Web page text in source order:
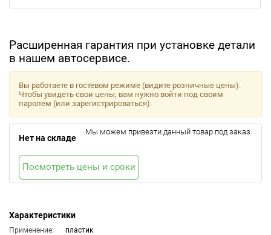
Расширенная гарантия при установке детали
в нашем автосервисе.
Характеристики
Применение:
пластик
Вы работаете в гостевом режиме (видите розничные цены).
Чтобы увидеть свои цены, вам нужно войти под своим
паролем (или зарегистрироваться).
Нет на складе
Мы можем привезти данный товар под заказ.
Посмотреть цены и сроки